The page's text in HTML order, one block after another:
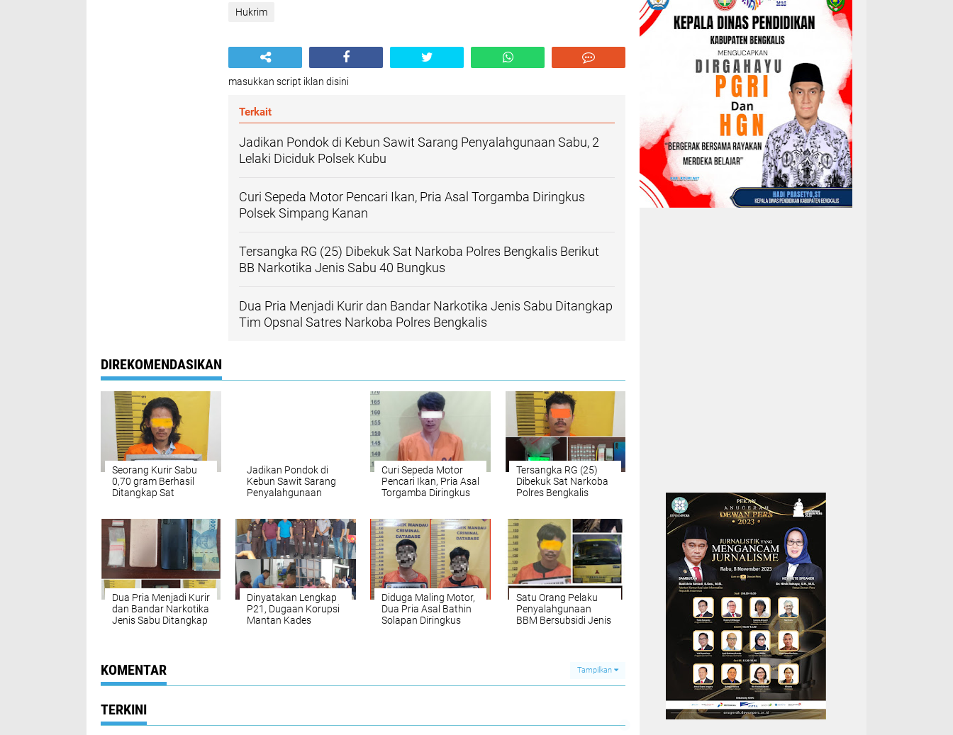
Hukrim
masukkan script iklan disini
Terkait
Jadikan Pondok di Kebun Sawit Sarang Penyalahgunaan Sabu, 2
Lelaki Diciduk Polsek Kubu
Curi Sepeda Motor Pencari Ikan, Pria Asal Torgamba Diringkus
Polsek Simpang Kanan
Tersangka RG (25) Dibekuk Sat Narkoba Polres Bengkalis Berikut
BB Narkotika Jenis Sabu 40 Bungkus
Dua Pria Menjadi Kurir dan Bandar Narkotika Jenis Sabu Ditangkap
Tim Opsnal Satres Narkoba Polres Bengkalis
DIREKOMENDASIKAN
Seorang Kurir Sabu
0,70 gram Berhasil
Ditangkap Sat
Jadikan Pondok di
Kebun Sawit Sarang
Penyalahgunaan
Curi Sepeda Motor
Pencari Ikan, Pria Asal
Torgamba Diringkus
Tersangka RG (25)
Dibekuk Sat Narkoba
Polres Bengkalis
Bungkus
Dua Pria Menjadi Kurir
dan Bandar Narkotika
Jenis Sabu Ditangkap
Dinyatakan Lengkap
P21, Dugaan Korupsi
Mantan Kades
Diduga Maling Motor,
Dua Pria Asal Bathin
Solapan Diringkus
Satu Orang Pelaku
Penyalahgunaan
BBM Bersubsidi Jenis
KOMENTAR Tampilkan
TERKINI